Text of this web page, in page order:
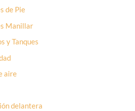
de Pie
Manillar
y Tanques
aire
delantera